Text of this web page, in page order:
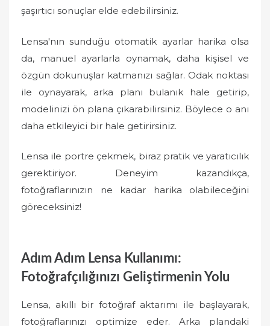
şaşırtıcı sonuçlar elde edebilirsiniz.
Lensa'nın sunduğu otomatik ayarlar harika olsa
da, manuel ayarlarla oynamak, daha kişisel ve
özgün dokunuşlar katmanızı sağlar. Odak noktası
ile oynayarak, arka planı bulanık hale getirip,
modelinizi ön plana çıkarabilirsiniz. Böylece o anı
daha etkileyici bir hale getirirsiniz.
Lensa ile portre çekmek, biraz pratik ve yaratıcılık
gerektiriyor. Deneyim kazandıkça,
fotoğraflarınızın ne kadar harika olabileceğini
göreceksiniz!
Adım Adım Lensa Kullanımı:
Fotoğrafçılığınızı Geliştirmenin Yolu
Lensa, akıllı bir fotoğraf aktarımı ile başlayarak,
fotoğraflarınızı optimize eder. Arka plandaki